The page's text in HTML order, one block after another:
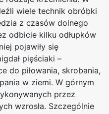
wiele technik obróbki
z czasów dolnego
odbicie kilku odłupków
pojawiły się
pięściaki –
do piłowania, skrobania,
w ziemi. W górnym
przez
wzrosła. Szczególnie